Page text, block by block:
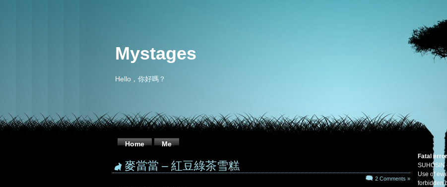
Mystages
Hello，你好嗎？
Home Me
麥當當 – 紅豆綠茶雪糕
2 Comments »
Fatal error
SUHOSIN
Use of
forbidden